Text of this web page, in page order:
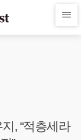
, “적층세라